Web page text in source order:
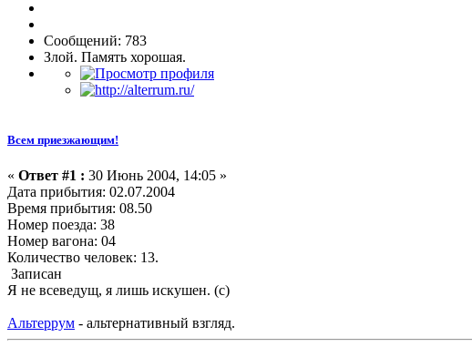
Сообщений: 783
Злой. Память хорошая.
Всем приезжающим!
« Ответ #1 : 30 Июнь 2004, 14:05 »
Дата прибытия: 02.07.2004
Время прибытия: 08.50
Номер поезда: 38
Номер вагона: 04
Количество человек: 13.
Записан
Я не всеведущ, я лишь искушен. (с)
Альтеррум - альтернативный взгляд.